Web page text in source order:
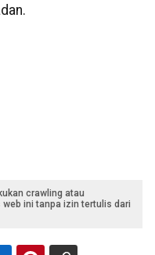
crawling atau
ini tanpa izin tertulis dari